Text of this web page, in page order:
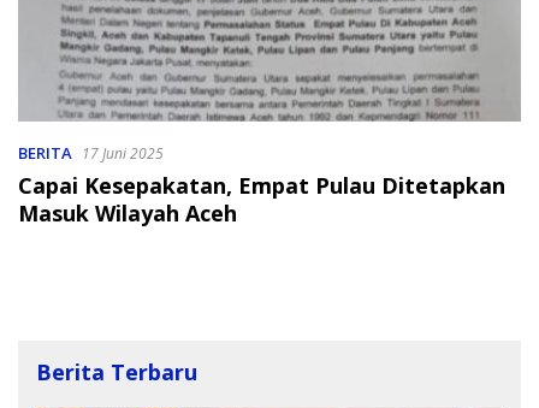
BERITA 17 Juni 2025
Capai Kesepakatan, Empat Pulau Ditetapkan
Masuk Wilayah Aceh
Berita Terbaru